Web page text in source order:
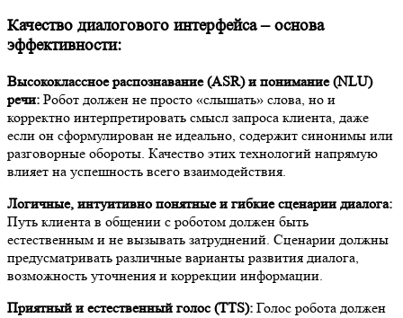
Качество диалогового интерфейса – основа
эффективности:
Высококлассное распознавание (ASR) и понимание (NLU)
речи: Робот должен не просто «слышать» слова, но и
корректно интерпретировать смысл запроса клиента, даже
если он сформулирован не идеально, содержит синонимы или
разговорные обороты. Качество этих технологий напрямую
влияет на успешность всего взаимодействия.
Логичные, интуитивно понятные и гибкие сценарии диалога:
Путь клиента в общении с роботом должен быть
естественным и не вызывать затруднений. Сценарии должны
предусматривать различные варианты развития диалога,
возможность уточнения и коррекции информации.
Приятный и естественный голос (TTS): Голос робота должен